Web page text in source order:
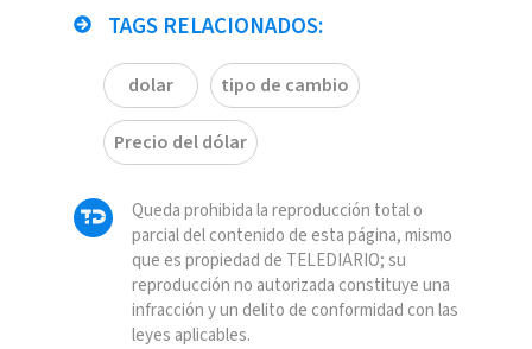
TAGS RELACIONADOS:
dolar tipo de cambio
Precio del dólar
Queda prohibida la reproducción total o
parcial del contenido de esta página, mismo
que es propiedad de TELEDIARIO; su
reproducción no autorizada constituye una
infracción y un delito de conformidad con las
leyes aplicables.